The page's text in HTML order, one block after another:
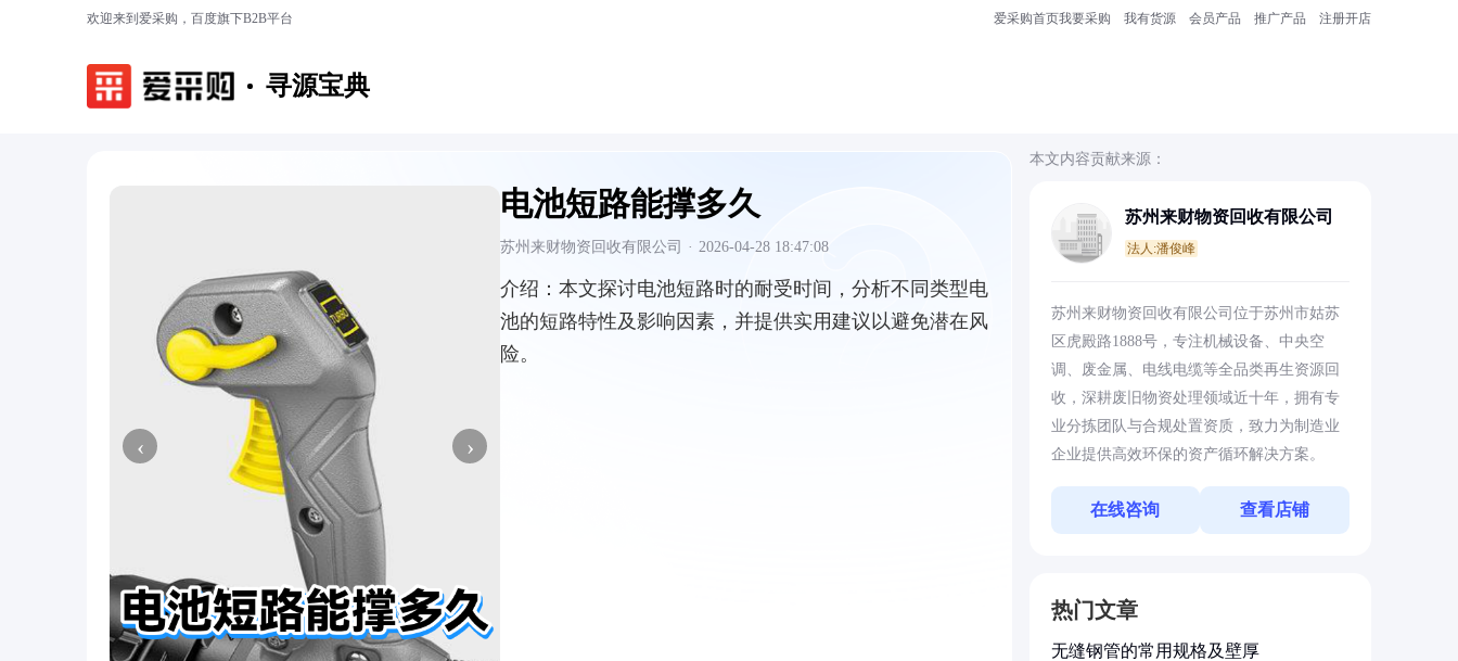
欢迎来到爱采购，百度旗下B2B平台 爱采购首页我要采购 我有货源 会员产品 推广产品 注册开店
寻源宝典
‹ ›
电池短路能撑多久
苏州来财物资回收有限公司 · 2026-04-28 18:47:08
介绍： 本文探讨电池短路时的耐受时间，分析不同类型电
池的短路特性及影响因素，并提供实用建议以避免潜在风
险。
本文内容贡献来源：
苏州来财物资回收有限公司
法人:潘俊峰
苏州来财物资回收有限公司位于苏州市姑苏
区虎殿路1888号，专注机械设备、中央空
调、废金属、电线电缆等全品类再生资源回
收，深耕废旧物资处理领域近十年，拥有专
业分拣团队与合规处置资质，致力为制造业
企业提供高效环保的资产循环解决方案。
在线咨询 查看店铺
热门文章
无缝钢管的常用规格及壁厚